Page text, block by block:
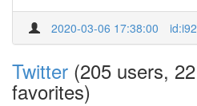
2020-03-06 17:38:00
Twitter (205 users,
favorites)